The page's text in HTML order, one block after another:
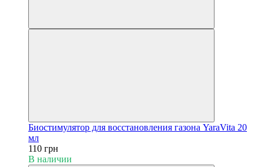
Биостимулятор для восстановления газона YaraVita 20
мл
110 грн
В наличии